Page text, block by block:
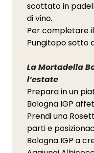
scottato in
di vino.
Per completare
Pungitopo sotto
La Mortadella
l’estate
Prepara in un
Bologna IGP
Prendi una
parti e
Bologna IGP a